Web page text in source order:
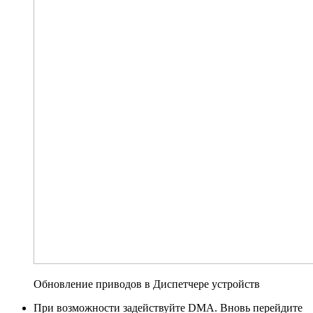
Обновление приводов в Диспетчере устройств
При возможности задействуйте DMA. Вновь перейдите